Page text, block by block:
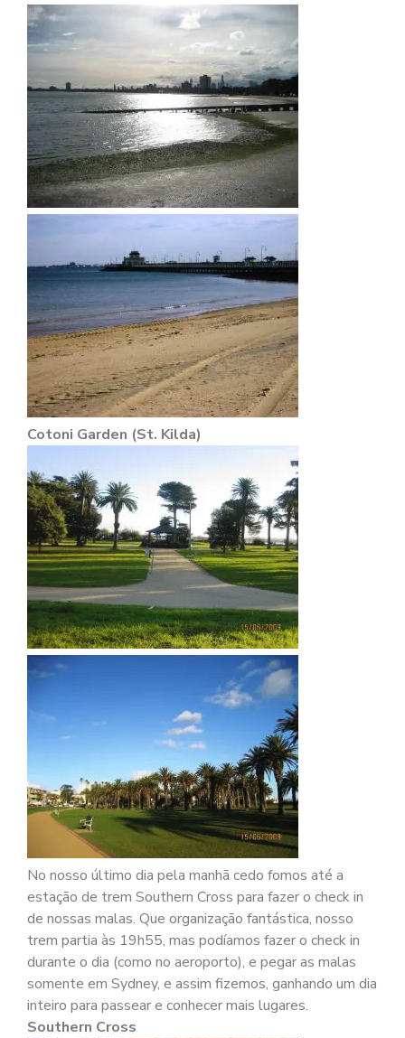
Cotoni Garden (St. Kilda)
No nosso último dia pela manhã cedo fomos até a
estação de trem Southern Cross para fazer o check in
de nossas malas. Que organização fantástica, nosso
trem partia às 19h55, mas podíamos fazer o check in
durante o dia (como no aeroporto), e pegar as malas
somente em Sydney, e assim fizemos, ganhando um dia
inteiro para passear e conhecer mais lugares.
Southern Cross